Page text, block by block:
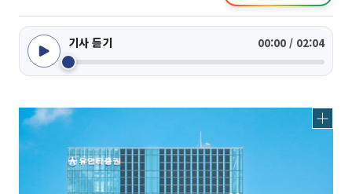
기사 듣기 00:00 / 02:04